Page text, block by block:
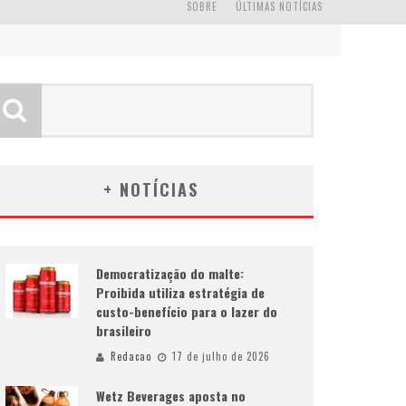
ÚLTIMAS NOTÍCIAS
SOBRE
+ NOTÍCIAS
Democratização do malte:
Proibida utiliza estratégia de
custo-benefício para o lazer do
brasileiro
Redacao 17 de julho de 2026
Wetz Beverages aposta no